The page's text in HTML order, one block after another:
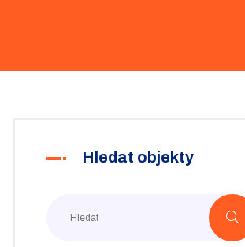
Hledat objekty